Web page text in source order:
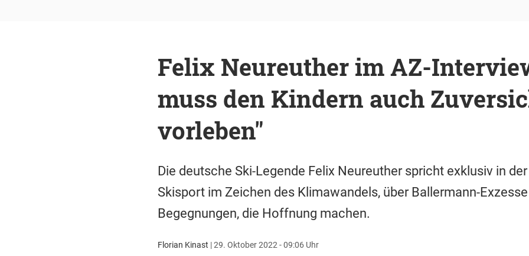
Felix Neureuther im AZ-
muss den Kindern auch
vorleben"
Die deutsche Ski-Legende Felix Neureuther spricht exklusiv in
Skisport im Zeichen des Klimawandels, über Ballermann-
Begegnungen, die Hoffnung machen.
Florian Kinast |29. Oktober 2022 - 09:06 Uhr